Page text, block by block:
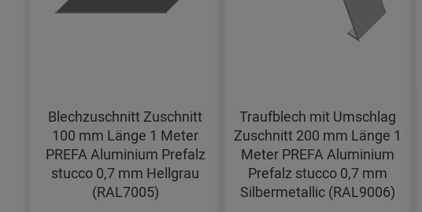
Blechzuschnitt Zuschnitt
100 mm Länge 1 Meter
PREFA Aluminium Prefalz
stucco 0,7 mm Hellgrau
(RAL7005)
Traufblech mit Umschlag
Zuschnitt 200 mm Länge 1
Meter PREFA Aluminium
Prefalz stucco 0,7 mm
Silbermetallic (RAL9006)